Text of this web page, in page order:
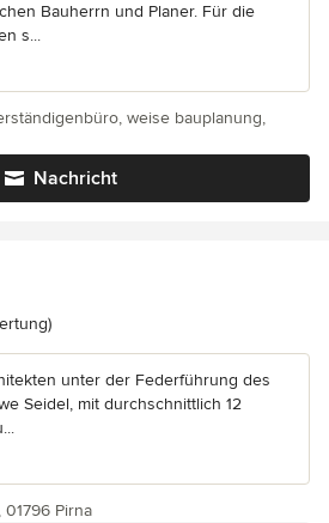
Bauherrn und Planer. Für die
s...
Nachricht
weise bauplanung,
5 von 5 Sternen
unter der Federführung des
Seidel, mit durchschnittlich 12
01796 Pirna